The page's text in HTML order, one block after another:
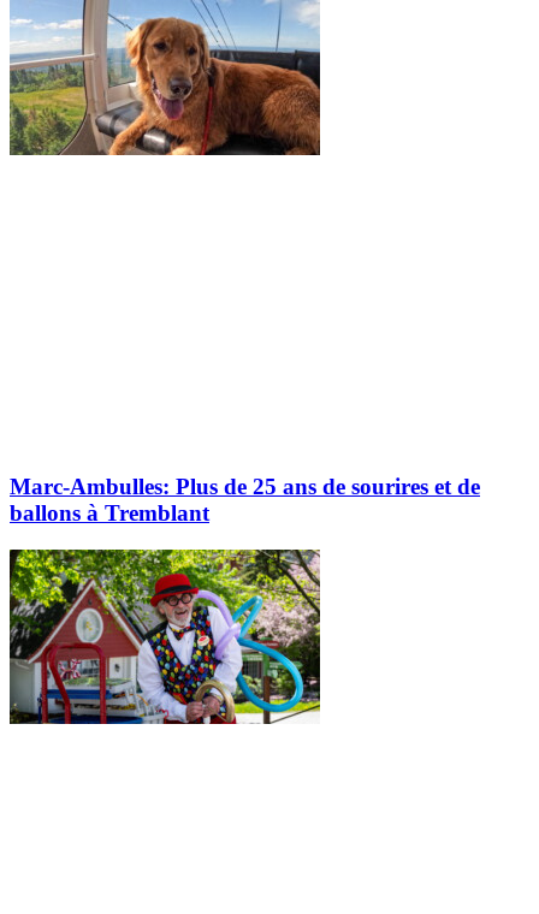
Marc-Ambulles: Plus de 25 ans de sourires et de
ballons à Tremblant